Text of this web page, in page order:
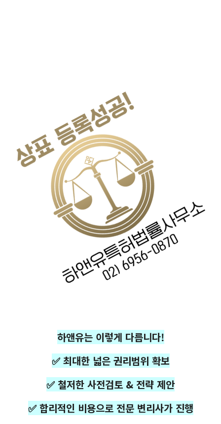
하앤유는 이렇게 다릅니다!
✅ 최대한 넓은 권리범위 확보
✅ 철저한 사전검토 & 전략 제안
✅ 합리적인 비용으로 전문 변리사가 진행